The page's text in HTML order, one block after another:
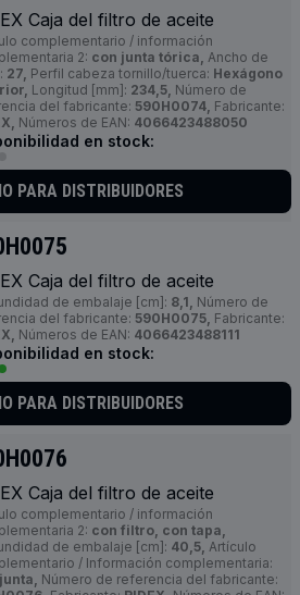
Caja del filtro de aceite
complementario / información
2: con junta tórica, Ancho de
27, Perfil cabeza tornillo/tuerca: Hexágono
Longitud [mm]: 234,5, Número de
del fabricante: 590H0074, Fabricante:
Números de EAN: 4066423488050
en stock:
PARA DISTRIBUIDORES
Caja del filtro de aceite
de embalaje [cm]: 8,1, Número de
del fabricante: 590H0075, Fabricante:
Números de EAN: 4066423488111
en stock:
PARA DISTRIBUIDORES
Caja del filtro de aceite
complementario / información
2: con filtro, con tapa,
de embalaje [cm]: 40,5, Artículo
/ Información complementaria:
Número de referencia del fabricante: